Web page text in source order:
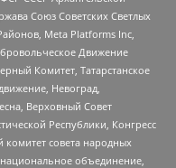
Союз Советских Светлых
Meta Platforms Inc,
Движение
Комитет, Татарстанское
Невоград,
Верховный Совет
Республики, Конгресс
совета народных
объединение,